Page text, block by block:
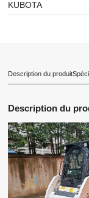
KUBOTA
Description du produit
Description du